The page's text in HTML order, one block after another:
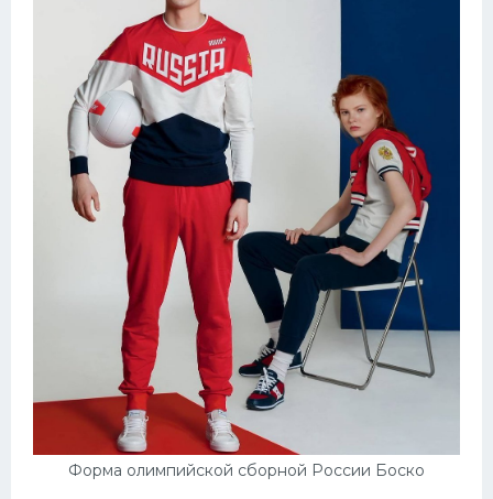
Форма олимпийской сборной России Боско